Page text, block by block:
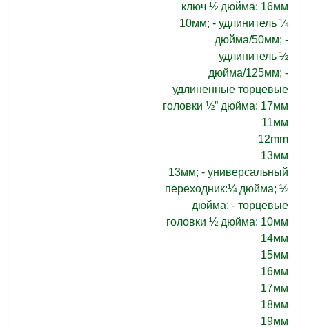
ключ ½ дюйма: 16мм
10мм; - удлинитель ¼
дюйма/50мм; -
удлинитель ½
дюйма/125мм; -
удлиненные торцевые
головки ½” дюйма: 17мм
11мм
12mm
13мм
13мм; - универсальный
переходник:¼ дюйма; ½
дюйма; - торцевые
головки ½ дюйма: 10мм
14мм
15мм
16мм
17мм
18мм
19мм